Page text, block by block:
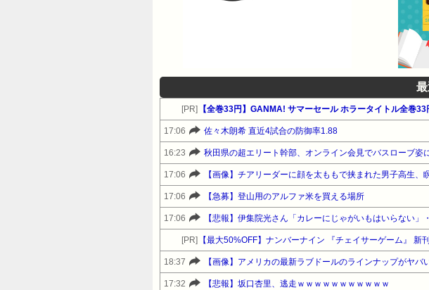
[PR] 【全巻33円】GANMA! サマーセール ホラータイトル全巻
17:06 佐々木朗希 直近4試合の防御率1.88
16:23 秋田県の超エリート幹部、オンライン会見でバスローブ姿
17:06 【画像】チアリーダーに顔を太ももで挟まれた男子高生、
17:06 【急募】登山用のアルファ米を買える場所
17:06 【悲報】伊集院光さん「カレーにじゃがいもはいらない」
[PR] 【最大50%OFF】ナンバーナイン 『チェイサーゲーム』 新
18:37 【画像】アメリカの最新ラブドールのラインナップがヤバ
17:32 【悲報】坂口杏里、逃走ｗｗｗｗｗｗｗｗｗｗｗ